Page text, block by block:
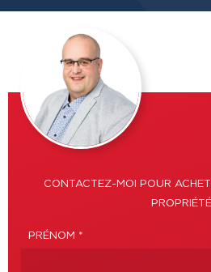
CONTACTEZ-MOI POUR
PROPRIÉTÉ
PRÉNOM *